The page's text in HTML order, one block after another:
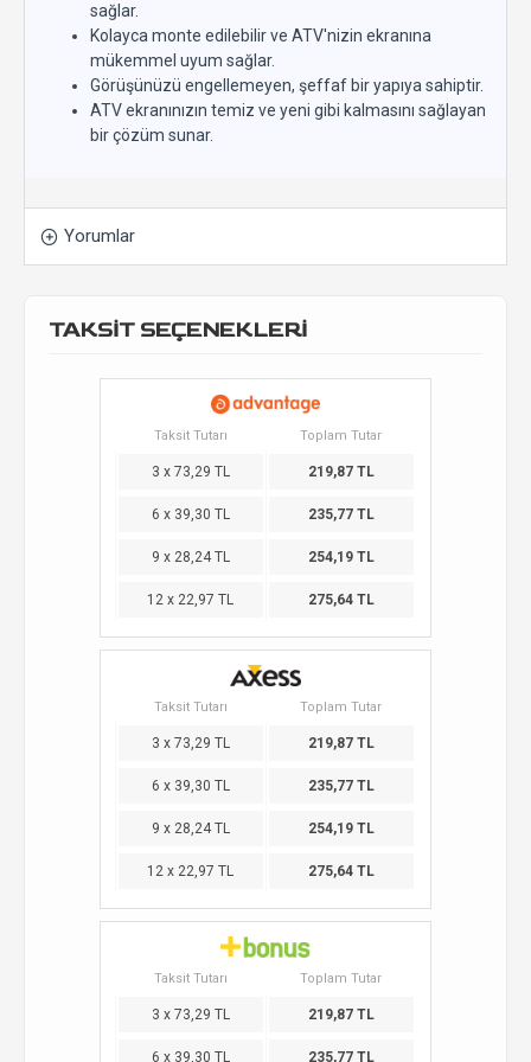
sağlar.
Kolayca monte edilebilir ve ATV'nizin ekranına
mükemmel uyum sağlar.
Görüşünüzü engellemeyen, şeffaf bir yapıya sahiptir.
ATV ekranınızın temiz ve yeni gibi kalmasını sağlayan
bir çözüm sunar.
Yorumlar
TAKSİT SEÇENEKLERİ
Taksit Tutarı Toplam Tutar
3 x 73,29 TL 219,87 TL
6 x 39,30 TL 235,77 TL
9 x 28,24 TL 254,19 TL
12 x 22,97 TL 275,64 TL
Taksit Tutarı Toplam Tutar
3 x 73,29 TL 219,87 TL
6 x 39,30 TL 235,77 TL
9 x 28,24 TL 254,19 TL
12 x 22,97 TL 275,64 TL
Taksit Tutarı Toplam Tutar
3 x 73,29 TL 219,87 TL
6 x 39,30 TL 235,77 TL